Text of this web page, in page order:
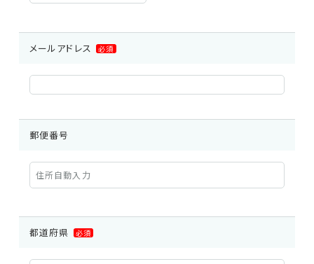
メールアドレス 必須
郵便番号
都道府県 必須